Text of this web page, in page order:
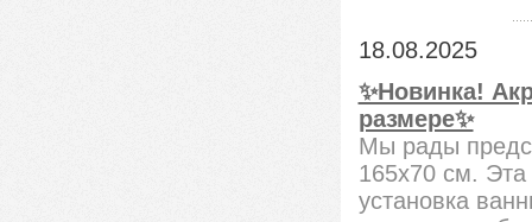
18.08.2025
✨Новинка!
размере✨
Мы рады
165х70 см.
установка